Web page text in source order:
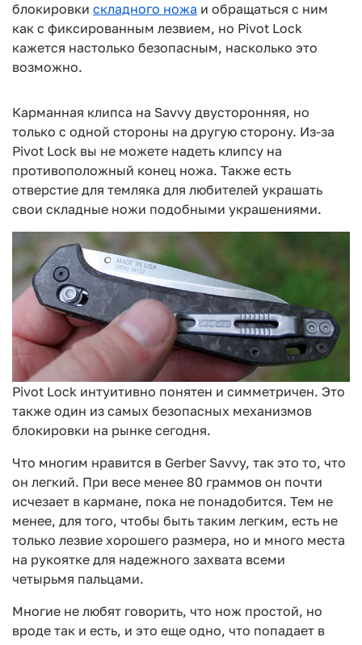
блокировки складного ножа и обращаться с ним
как с фиксированным лезвием, но Pivot Lock
кажется настолько безопасным, насколько это
возможно.
Карманная клипса на Savvy двусторонняя, но
только с одной стороны на другую сторону. Из-за
Pivot Lock вы не можете надеть клипсу на
противоположный конец ножа. Также есть
отверстие для темляка для любителей украшать
свои складные ножи подобными украшениями.
Pivot Lock интуитивно понятен и симметричен. Это
также один из самых безопасных механизмов
блокировки на рынке сегодня.
Что многим нравится в Gerber Savvy, так это то, что
он легкий. При весе менее 80 граммов он почти
исчезает в кармане, пока не понадобится. Тем не
менее, для того, чтобы быть таким легким, есть не
только лезвие хорошего размера, но и много места
на рукоятке для надежного захвата всеми
четырьмя пальцами.
Многие не любят говорить, что нож простой, но
вроде так и есть, и это еще одно, что попадает в